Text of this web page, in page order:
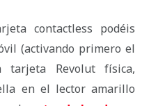
contactless podéis
(activando primero el
Revolut física,
en el lector amarillo